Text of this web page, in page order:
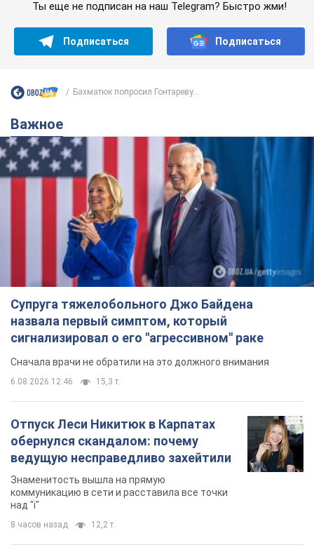
Ты еще не подписан на наш Telegram? Быстро жми!
Подписаться Подписаться
Бахматюк попросил Гонтареву...
Важное
Супруга тяжелобольного Джо Байдена
назвала первый симптом, который
сигнализировал о его "агрессивном" раке
Сначала врачи не обратили на это должного внимания
6.08.2026 12:46 15,3 т.
Отпуск Леси Никитюк в Карпатах
обернулся скандалом: почему
ведущую несправедливо захейтили
Знаменитость вышла на прямую
коммуникацию в сети и расставила все точки
над "i"
8 часов назад 12,2 т.